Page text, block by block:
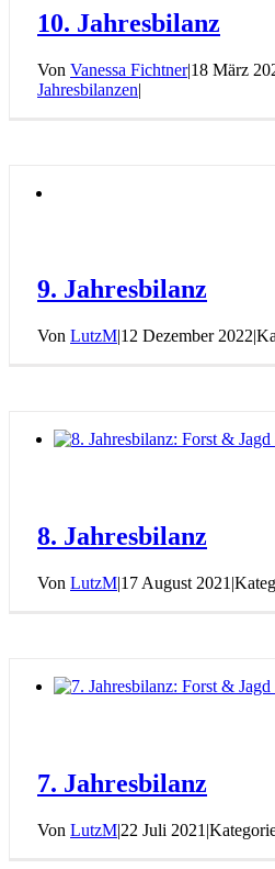
10. Jahresbilanz
Von Vanessa Fichtner|18 März
Jahresbilanzen|
9. Jahresbilanz
Von LutzM|12 Dezember 2022|
8. Jahresbilanz
Von LutzM|17 August 2021 |
7. Jahresbilanz
Von LutzM|22 Juli 2021 |